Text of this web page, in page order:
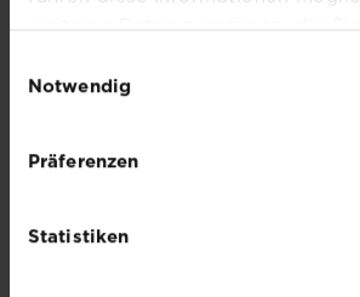
weiteren Daten zusammen, die
Nutzung der Dienste gesammelt
Notwendig
Präferenzen
Statistiken
den Liebe
Melde dich jetzt zu